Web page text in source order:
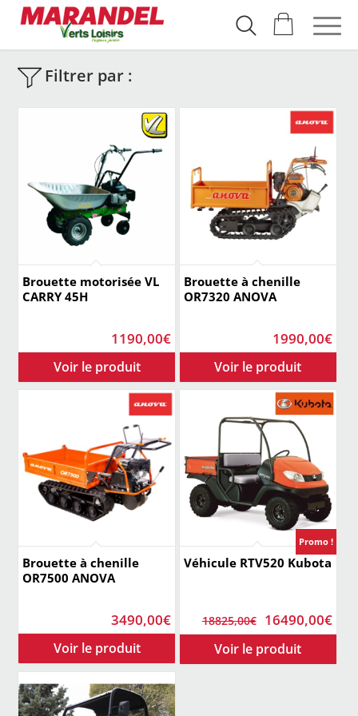
Filtrer par :
Brouette motorisée VL
CARRY 45H
1190,00€
Brouette à chenille
OR7320 ANOVA
1990,00€
Brouette à chenille
OR7500 ANOVA
3490,00€
Véhicule RTV520 Kubota
18825,00€
Le
prix
initial
16490,00€Le
prix
Promo !